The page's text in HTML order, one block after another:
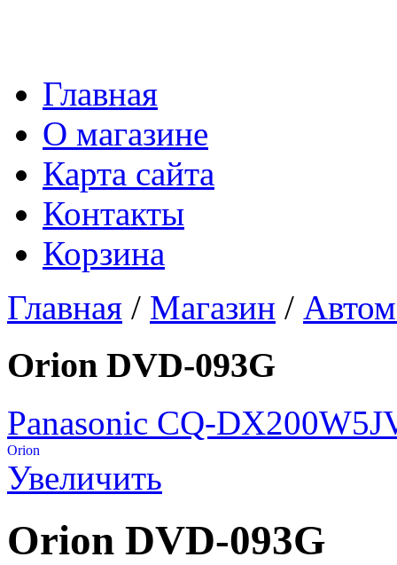
Главная
О магазине
Карта сайта
Контакты
Корзина
Главная / Магазин /
Orion DVD-093G
Panasonic CQ-DX200W5
Увеличить
Orion DVD-093G